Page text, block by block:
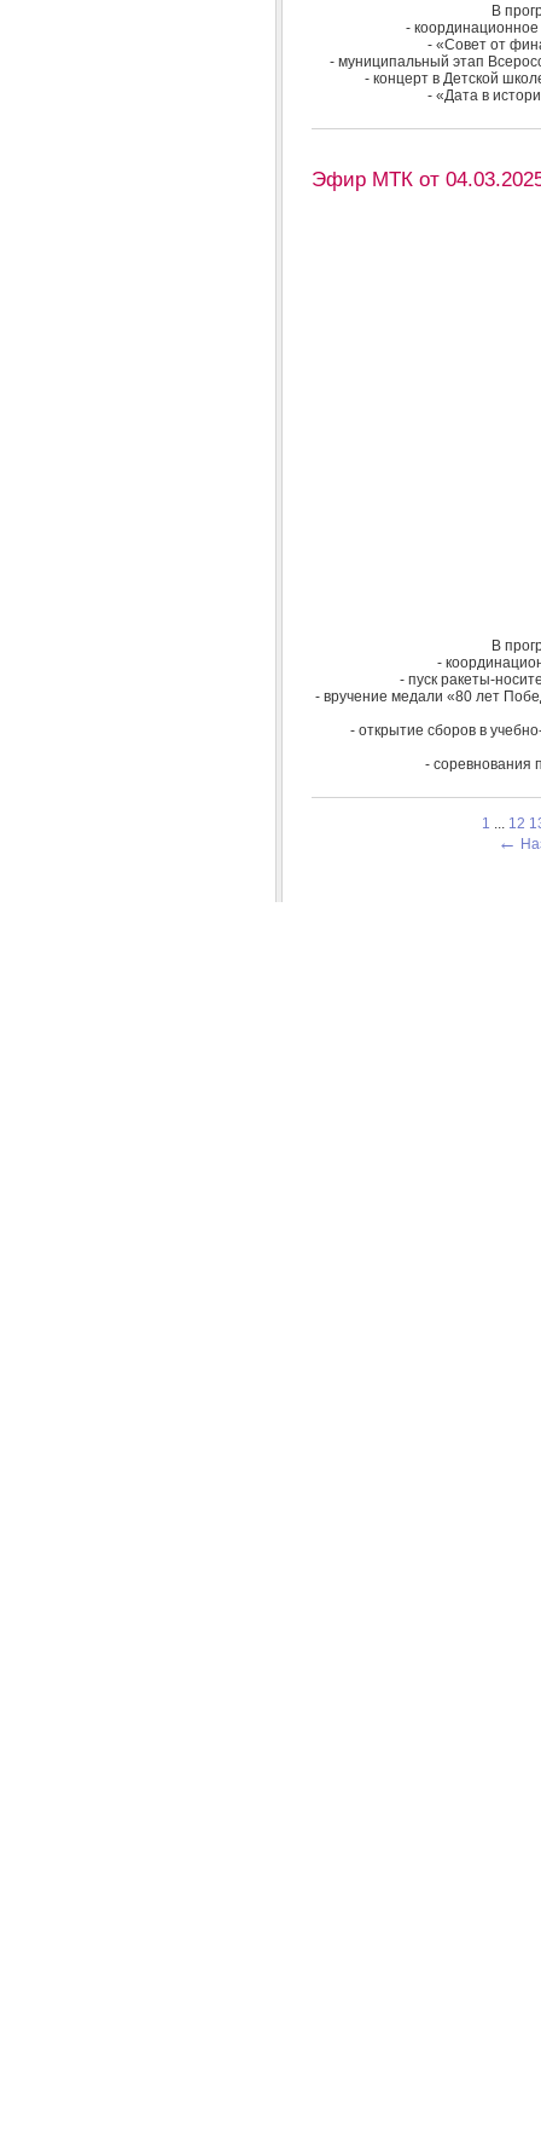
В
-
- «Совет от
- муниципальный этап
- концерт в Детской
- «Дата в
Эфир МТК от
В
-
- пуск ракеты-
- вручение медали «80 лет
- открытие сборов в
- соревнования
1 ... 12
←